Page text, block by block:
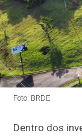
Foto: BRDE
Dentro dos